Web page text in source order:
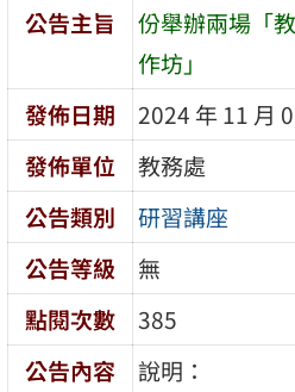
公告主旨
份舉辦兩場「
作坊」
發佈日期
2024 年 11 月
發佈單位
教務處
公告類別
研習講座
公告等級
無
點閱次數
385
公告內容
說明：